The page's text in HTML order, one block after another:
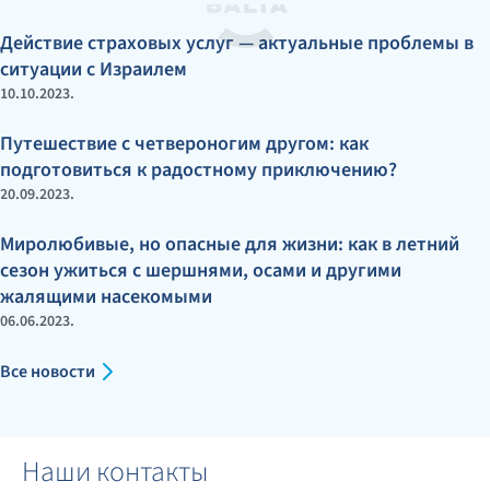
Действие страховых услуг — актуальные проблемы в
ситуации с Израилем
10.10.2023.
Путешествие с четвероногим другом: как
подготовиться к радостному приключению?
20.09.2023.
Миролюбивые, но опасные для жизни: как в летний
сезон ужиться с шершнями, осами и другими
жалящими насекомыми
06.06.2023.
Все новости
Наши контакты